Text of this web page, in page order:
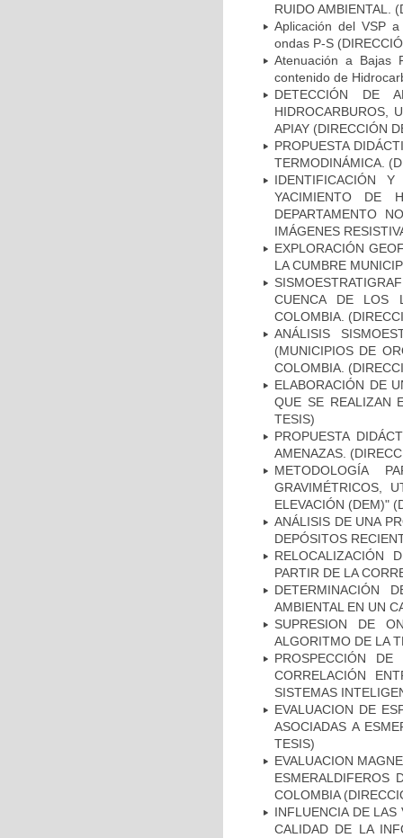
RUIDO AMBIENTAL.
Aplicación del VSP
ondas P-S
Atenuación a Bajas
contenido de
DETECCIÓN DE
HIDROCARBUROS,
APIAY (DIRECCIÓN
PROPUESTA
TERMODINÁMICA.
IDENTIFICACIÓN
YACIMIENTO DE
DEPARTAMENTO
IMÁGENES
EXPLORACIÓN
LA CUMBRE
CUENCA DE LOS
COLOMBIA.
ANÁLISIS
(MUNICIPIOS DE
COLOMBIA.
ELABORACIÓN DE
QUE SE REALIZAN
TESIS)
PROPUESTA
AMENAZAS.
METODOLOGÍA
GRAVIMÉTRICOS,
ELEVACIÓN (DEM)"
ANÁLISIS DE UNA
DEPÓSITOS
RELOCALIZACIÓN
PARTIR DE LA
DETERMINACIÓN
AMBIENTAL EN UN
SUPRESION DE
ALGORITMO DE LA
PROSPECCIÓN
CORRELACIÓN
SISTEMAS
EVALUACION DE
ASOCIADAS A
TESIS)
EVALUACION
ESMERALDIFEROS
COLOMBIA
INFLUENCIA DE LAS
CALIDAD DE LA